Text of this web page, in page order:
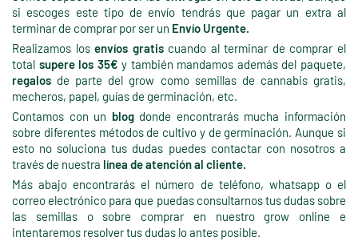
si escoges este tipo de envío tendrás que pagar un extra al
terminar de comprar por ser un Envío Urgente.
Realizamos losenvíos gratiscuando al terminar de comprar el
total supere los 35€ y también mandamos además del paquete,
regalos de parte del grow como semillas de cannabis gratis,
mecheros, papel, guías de germinación, etc.
Contamos con un blogdonde encontrarás mucha información
sobre diferentes métodos de cultivo y de germinación. Aunque si
esto no soluciona tus dudas puedes contactar con nosotros a
través de nuestra línea de atención al cliente.
Más abajo encontrarás el número de teléfono, whatsapp o el
correo electrónico para que puedas consultarnos tus dudas sobre
las semillas o sobre comprar en nuestro grow online e
intentaremos resolver tus dudas lo antes posible.